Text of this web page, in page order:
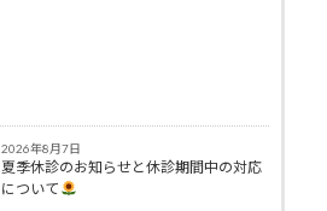
2026年8月7日
夏季休診のお知らせと休診期間中の対応
について